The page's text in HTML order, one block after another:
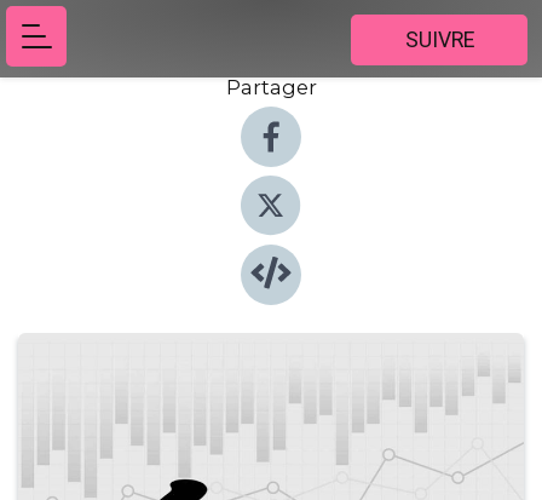
SUIVRE
Partager